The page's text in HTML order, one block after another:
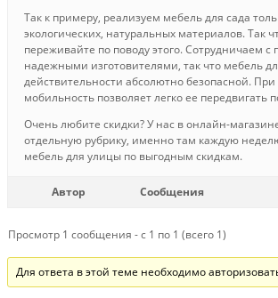
Так к примеру, реализуем мебель для сада
экологических, натуральных материалов. Так
переживайте по поводу этого. Сотрудничаем
надежными изготовителями, так что мебель
действительности абсолютно безопасной.
мобильность позволяет легко ее передвигать
Очень любите скидки? У нас в онлайн-
отдельную рубрику, именно там каждую
мебель для улицы по выгодным скидкам.
Автор Сообщения
Просмотр 1 сообщения - с 1 по 1 (всего 1)
Для ответа в этой теме необходимо